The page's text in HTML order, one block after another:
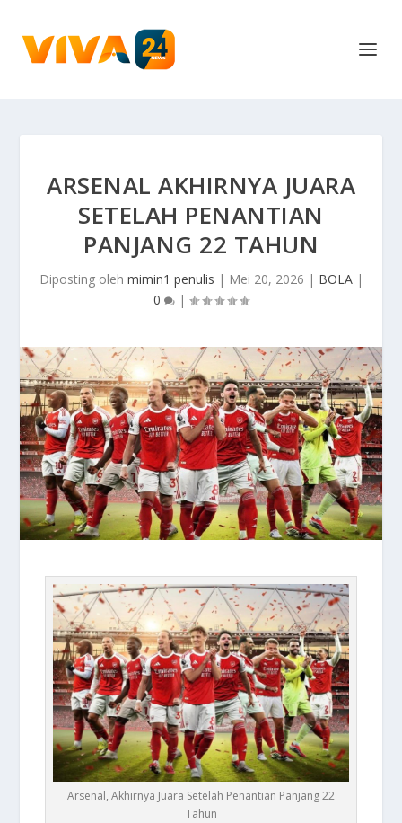
ARSENAL AKHIRNYA JUARA
SETELAH PENANTIAN
PANJANG 22 TAHUN
Diposting oleh mimin1 penulis | Mei 20, 2026 | BOLA|
0
|
Arsenal, Akhirnya Juara Setelah Penantian Panjang 22
Tahun